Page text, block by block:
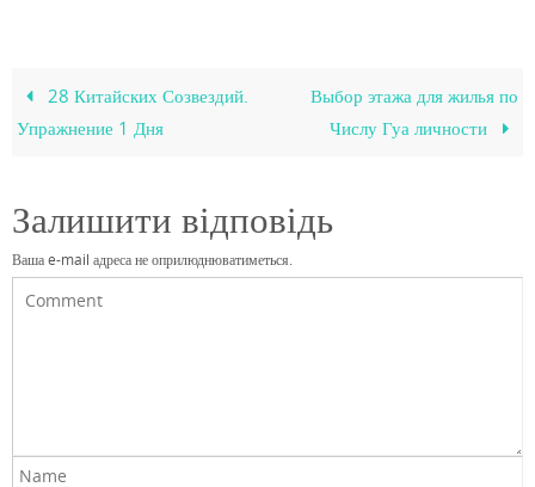
28 Китайских Созвездий.
Упражнение 1 Дня
Выбор этажа для жилья по
Числу Гуа личности
Залишити відповідь
Ваша e-mail адреса не оприлюднюватиметься.